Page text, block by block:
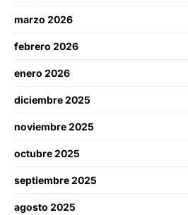
marzo 2026
febrero 2026
enero 2026
diciembre 2025
noviembre 2025
octubre 2025
septiembre 2025
agosto 2025